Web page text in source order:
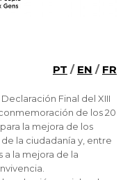
PT / EN / FR
Final del XIII
de los 20
la mejora de los
la ciudadanía y, entre
la mejora de la